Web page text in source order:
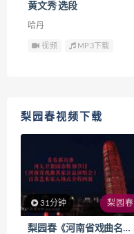
黄文秀 选段
哈丹
视频 MP3下载
梨园春视频下载
31分钟 梨园春
梨园春《河南省戏曲名家公益演唱会》